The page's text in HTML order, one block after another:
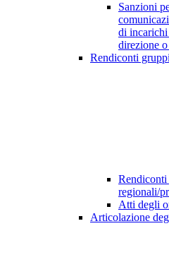
Sanzioni
di
direzione
Rendiconti
regionali/
Atti degli
Articolazione